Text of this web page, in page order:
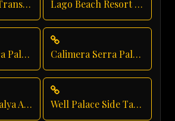
Lago Luxury Transport Lago Beach Resort Transfer
Calimera Serra Palace Taxi Service Calimera Serra Palace Shuttle Service
Book Taxi Antalya Airport Well Palace Side Taxi Service